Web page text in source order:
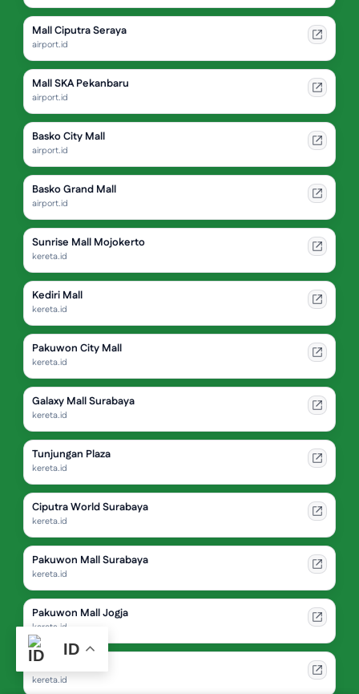
Mall Ciputra Seraya
airport.id
Mall SKA Pekanbaru
airport.id
Basko City Mall
airport.id
Basko Grand Mall
airport.id
Sunrise Mall Mojokerto
kereta.id
Kediri Mall
kereta.id
Pakuwon City Mall
kereta.id
Galaxy Mall Surabaya
kereta.id
Tunjungan Plaza
kereta.id
Ciputra World Surabaya
kereta.id
Pakuwon Mall Surabaya
kereta.id
Pakuwon Mall Jogja
kereta.id
Jogja City Mall
kereta.id
ID